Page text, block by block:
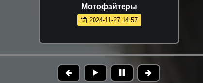
Мотофайтеры
2024-11-27 14:57